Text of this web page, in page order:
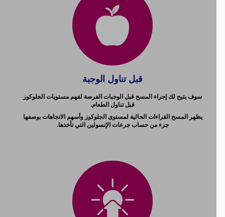
قبل تناول الوجبة
سوف يتيح لك إجراء المسح قبل الوجبات الفرصة لفهم مستويات الجلوكوز
قبل تناول الطعام.
يظهر المسح القراءات الحالية لمستوى الجلوكوز وأسهم الاتجاهات بوصفها
جزء من حساب جرعات الإنسولين التي تأخذها.